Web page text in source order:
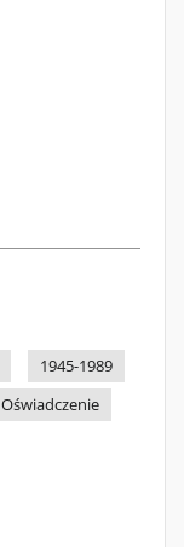
1945-1989
Oświadczenie